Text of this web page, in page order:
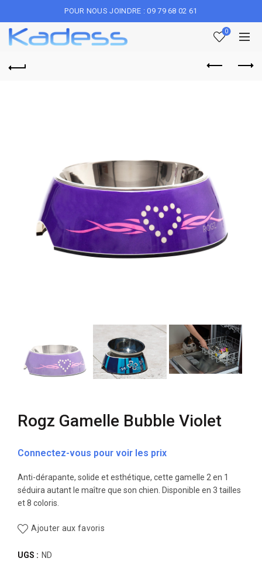
POUR NOUS JOINDRE : 09 79 68 02 61
0
Rogz Gamelle Bubble Violet
Connectez-vous pour voir les prix
Anti-dérapante, solide et esthétique, cette gamelle 2 en 1
séduira autant le maître que son chien. Disponible en 3 tailles
et 8 coloris.
Ajouter aux favoris
UGS : ND